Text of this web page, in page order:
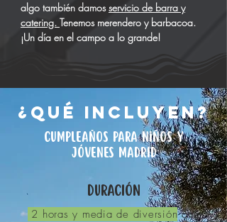
algo también damosservicio de barra y
catering. Tenemos merendero y barbacoa.
¡Un día en el campo a lo grande!
¿qué incluyen?
cumpleaños PARA niños y
jóvenes MADRID
DURACIÓN
2 horas y media de diversión que